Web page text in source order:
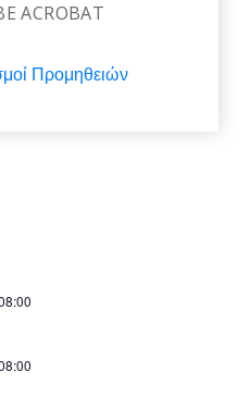
ACROBAT
Προμηθειών